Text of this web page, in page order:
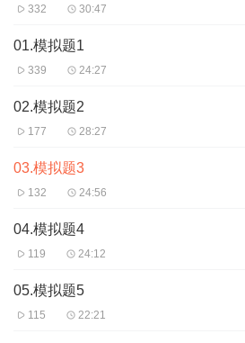
332 30:47
01.模拟题1
339 24:27
02.模拟题2
177 28:27
03.模拟题3
132 24:56
04.模拟题4
119 24:12
05.模拟题5
115 22:21